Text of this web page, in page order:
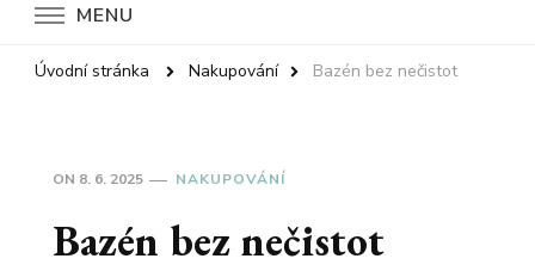
MENU
Úvodní stránka Nakupování Bazén bez nečistot
ON 8. 6. 2025 NAKUPOVÁNÍ
Bazén bez nečistot